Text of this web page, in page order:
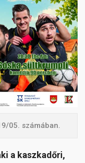
05. számában.
a kaszkadőri,